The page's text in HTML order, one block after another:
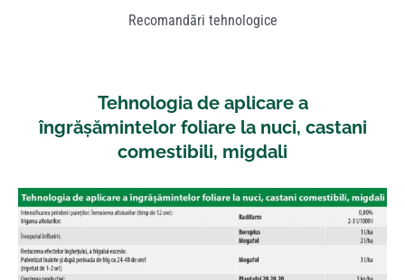
Recomandări tehnologice
Tehnologia de aplicare a
îngrășămintelor foliare la nuci, castani
comestibili, migdali